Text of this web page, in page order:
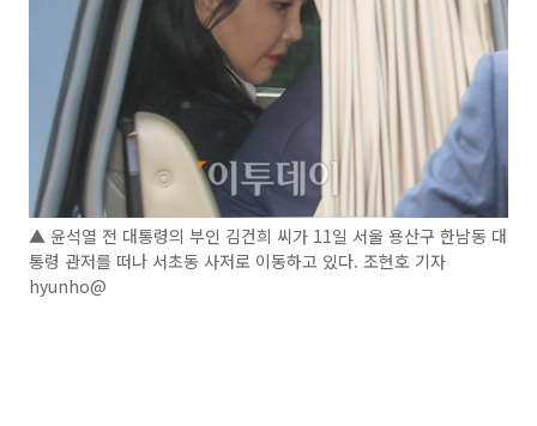
▲ 윤석열 전 대통령의 부인 김건희 씨가 11일 서울 용산구 한남동 대
통령 관저를 떠나 서초동 사저로 이동하고 있다. 조현호 기자
hyunho@